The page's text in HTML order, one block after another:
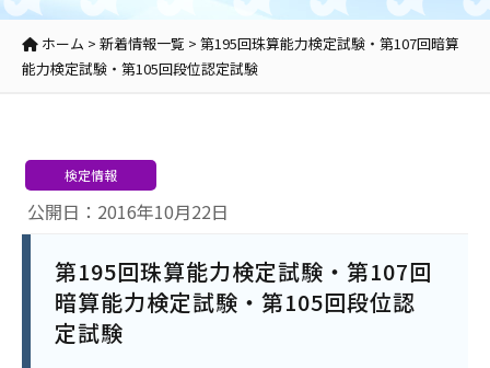
ホーム > 新着情報一覧 > 第195回珠算能力検定試験・第107回暗算
能力検定試験・第105回段位認定試験
公開日：2016年10月22日
検定情報
第195回珠算能力検定試験・第107回
暗算能力検定試験・第105回段位認
定試験